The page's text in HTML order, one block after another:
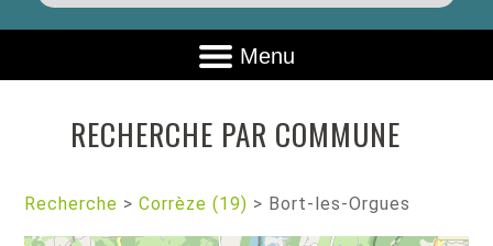
Menu
RECHERCHE PAR COMMUNE
Recherche >Corrèze (19) > Bort-les-Orgues